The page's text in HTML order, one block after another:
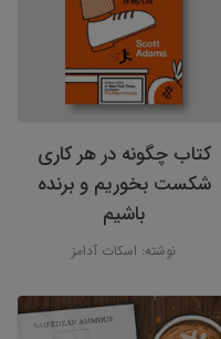
کتاب چگونه در هر کاری
شکست بخوریم و برنده
باشیم
نوشته: اسکات آدامز